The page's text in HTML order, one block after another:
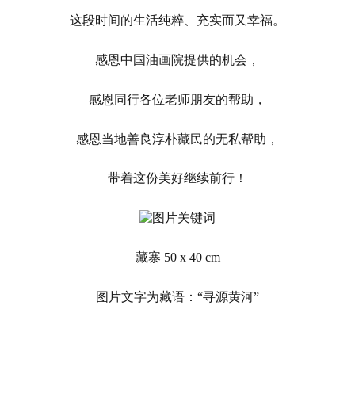
这段时间的生活纯粹、充实而又幸福。
感恩中国油画院提供的机会，
感恩同行各位老师朋友的帮助，
感恩当地善良淳朴藏民的无私帮助，
带着这份美好继续前行！
藏寨 50 x 40 cm
图片文字为藏语：“寻源黄河”